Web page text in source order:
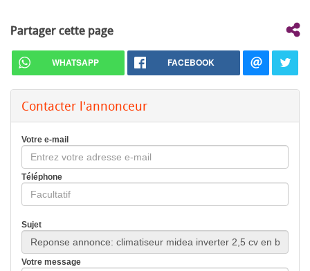
Partager cette page
WHATSAPP FACEBOOK
Contacter l'annonceur
Votre e-mail
Téléphone
Sujet
Votre message